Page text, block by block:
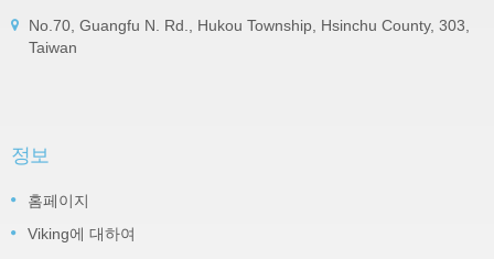
No.70, Guangfu N. Rd., Hukou Township, Hsinchu County, 303,
Taiwan
정보
홈페이지
Viking에 대하여